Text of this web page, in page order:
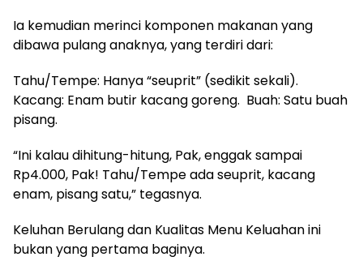
Ia kemudian merinci komponen makanan yang
dibawa pulang anaknya, yang terdiri dari:
​Tahu/Tempe: Hanya “seuprit” (sedikit sekali).
Kacang: Enam butir kacang goreng. Buah: Satu buah
pisang.
“Ini kalau dihitung-hitung, Pak, enggak sampai
Rp4.000, Pak! Tahu/Tempe ada seuprit, kacang
enam, pisang satu,” tegasnya.
​Keluhan Berulang dan Kualitas Menu Keluahan ini
bukan yang pertama baginya.